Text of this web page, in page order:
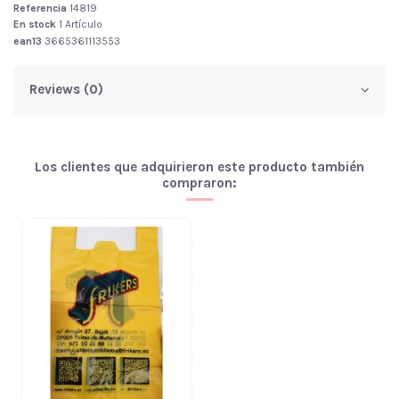
Referencia 14819
En stock 1 Artículo
ean13 3665361113553
Reviews (0)
Los clientes que adquirieron este producto también
compraron: